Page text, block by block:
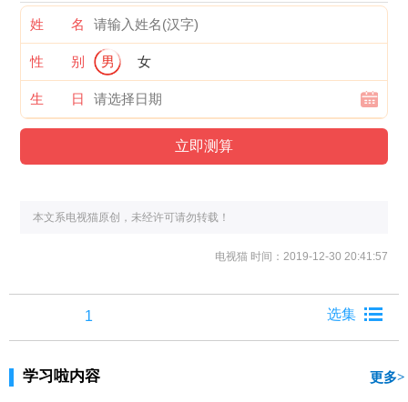
姓 名
性 别 男 女
生 日
本文系电视猫原创，未经许可请勿转载！
电视猫时间：2019-12-30 20:41:57
1
学习啦内容 更多